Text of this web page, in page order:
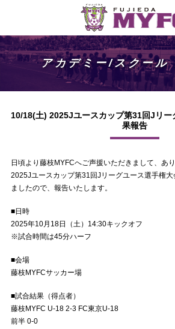
アカデミー/スクール
10/18(土) 2025Jユースカップ第31回Jリー
果報告
日頃より藤枝MYFCへご声援いただきまして、あ
2025Jユースカップ第31回Jリーグユース選手権
ましたので、報告いたします。
■日時
2025年10月18日（土）14:30キックオフ
※試合時間は45分ハーフ
■会場
藤枝MYFCサッカー場
■試合結果（得点者）
藤枝MYFC U-18 2-3 FC東京U-18
前半 0-0